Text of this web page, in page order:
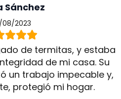
Sánchez
2023
de termitas, y estaba
de mi casa. Su
un trabajo impecable y,
protegió mi hogar.